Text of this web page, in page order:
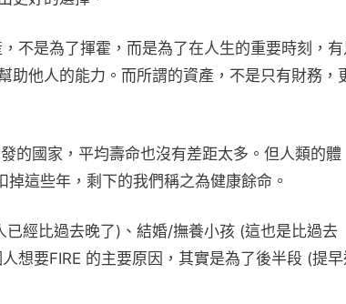
不是為了揮霍，而是為了在人生的重要時刻，有
助他人的能力。而所謂的資產，不是只有財務，
的國家，平均壽命也沒有差距太多。但人類的體
這些年，剩下的我們稱之為健康餘命。
經比過去晚了)、結婚/撫養小孩 (這也是比過去
想要FIRE 的主要原因，其實是為了後半段 (提早